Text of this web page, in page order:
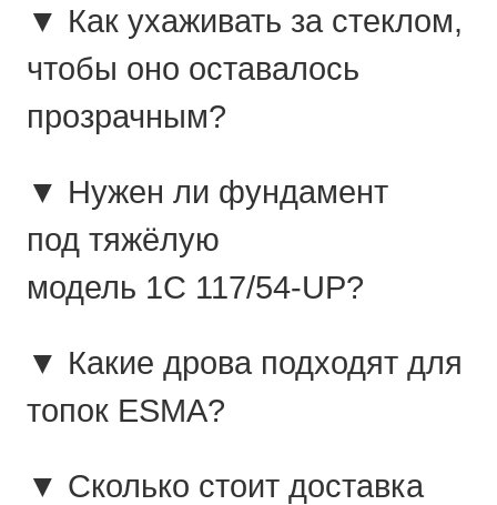
▼ Как ухаживать за стеклом,
чтобы оно оставалось
прозрачным?
▼ Нужен ли фундамент
под тяжёлую
модель 1C 117/54-UP?
▼ Какие дрова подходят для
топок ESMA?
▼ Сколько стоит доставка